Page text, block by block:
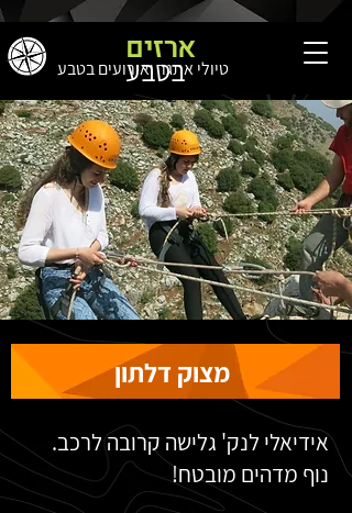
ארזים
בטבע
טיולי אתגר ואירועים בטבע
אידיאלי לנק' גלישה קרובה לרכב.
נוף מדהים מובטח!
מצוק דלתון